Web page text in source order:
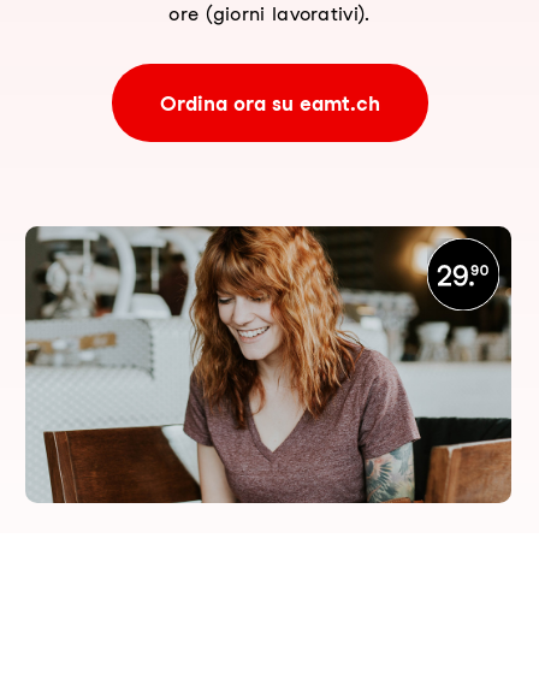
ore (giorni lavorativi).
Ordina ora su eamt.ch